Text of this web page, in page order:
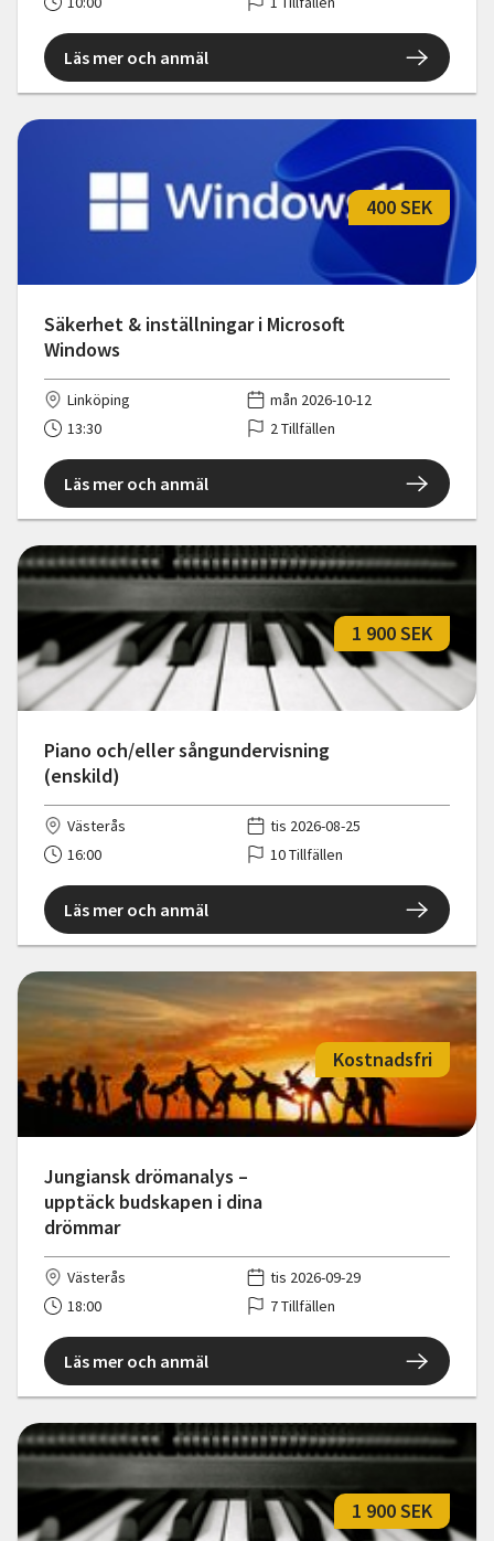
Läs mer och anmäl
Säkerhet & inställningar i Microsoft
Windows
400 SEK
Linköping
mån 2026-10-12
13:30
2 Tillfällen
Läs mer och anmäl
Piano och/eller sångundervisning
(enskild)
1 900 SEK
Västerås
tis 2026-08-25
16:00
10 Tillfällen
Läs mer och anmäl
Jungiansk drömanalys –
upptäck budskapen i dina
drömmar
Kostnadsfri
Västerås
tis 2026-09-29
18:00
7 Tillfällen
Läs mer och anmäl
1 900 SEK